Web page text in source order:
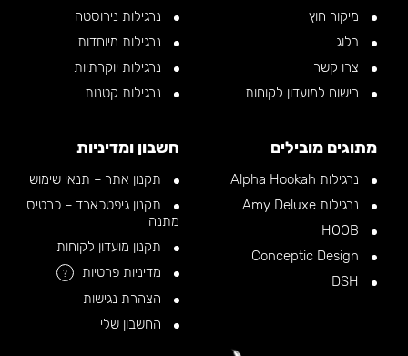
מיקור חוץ
בלוג
צרו קשר
רישום למועדון לקוחות
נרגילות נירוסטה
נרגילות מיוחדות
נרגילות יוקרתיות
נרגילות קטנות
מתוגים מובילים
נרגילות Alpha Hookah
נרגילות Amy Deluxe
חשבון ומדיניות
תקנון אתר – תנאי שימוש
תקנון גיפטכארד – כרטיס
מתנה
תקנון מועדון לקוחות
מדיניות פרטיות
?
הצהרת נגישות
החשבון שלי